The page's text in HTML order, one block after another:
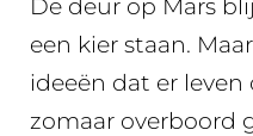
De deur op Mars
een kier staan.
ideeën dat er leven
zomaar overboord